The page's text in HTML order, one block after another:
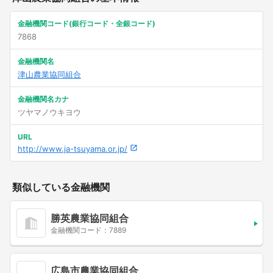
金融機関コード(銀行コード・全銀コード)
7868
金融機関名
津山農業協同組合
金融機関名カナ
ツヤマノウキヨウ
URL
http://www.ja-tsuyama.or.jp/
類似している金融機関
勝英農業協同組合
金融機関コード：7889
広島市農業協同組合